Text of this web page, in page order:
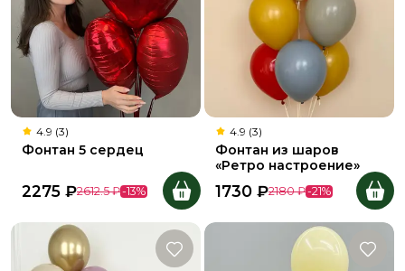
4.9 (3)
Фонтан 5 сердец
2275 ₽2612.5 ₽-13%
4.9 (3)
Фонтан из шаров
«Ретро настроение»
1730 ₽2180 ₽-21%